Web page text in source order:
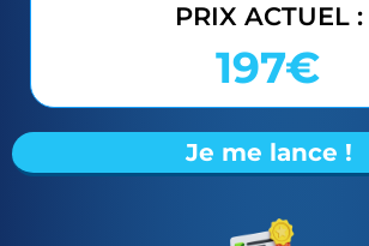
PRIX ACTUEL :
197€
Je me lance !